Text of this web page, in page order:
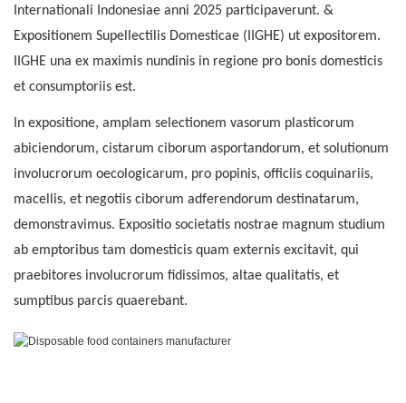
Internationali Indonesiae anni 2025 participaverunt. &
Expositionem Supellectilis Domesticae (IIGHE) ut expositorem.
IIGHE una ex maximis nundinis in regione pro bonis domesticis
et consumptoriis est.
In expositione, amplam selectionem vasorum plasticorum
abiciendorum, cistarum ciborum asportandorum, et solutionum
involucrorum oecologicarum, pro popinis, officiis coquinariis,
macellis, et negotiis ciborum adferendorum destinatarum,
demonstravimus. Expositio societatis nostrae magnum studium
ab emptoribus tam domesticis quam externis excitavit, qui
praebitores involucrorum fidissimos, altae qualitatis, et
sumptibus parcis quaerebant.